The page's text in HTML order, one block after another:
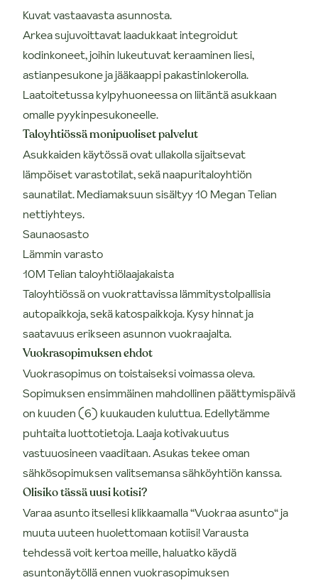
Kuvat vastaavasta asunnosta.
Arkea sujuvoittavat laadukkaat integroidut
kodinkoneet, joihin lukeutuvat keraaminen liesi,
astianpesukone ja jääkaappi pakastinlokerolla.
Laatoitetussa kylpyhuoneessa on liitäntä asukkaan
omalle pyykinpesukoneelle.
Taloyhtiössä monipuoliset palvelut
Asukkaiden käytössä ovat ullakolla sijaitsevat
lämpöiset varastotilat, sekä naapuritaloyhtiön
saunatilat. Mediamaksuun sisältyy 10 Megan Telian
nettiyhteys.
Saunaosasto
Lämmin varasto
10M Telian taloyhtiölaajakaista
Taloyhtiössä on vuokrattavissa lämmitystolpallisia
autopaikkoja, sekä katospaikkoja. Kysy hinnat ja
saatavuus erikseen asunnon vuokraajalta.
Vuokrasopimuksen ehdot
Vuokrasopimus on toistaiseksi voimassa oleva.
Sopimuksen ensimmäinen mahdollinen päättymispäivä
on kuuden (6) kuukauden kuluttua. Edellytämme
puhtaita luottotietoja. Laaja kotivakuutus
vastuuosineen vaaditaan. Asukas tekee oman
sähkösopimuksen valitsemansa sähköyhtiön kanssa.
Olisiko tässä uusi kotisi?
Varaa asunto itsellesi klikkaamalla “Vuokraa asunto“ ja
muuta uuteen huolettomaan kotiisi! Varausta
tehdessä voit kertoa meille, haluatko käydä
asuntonäytöllä ennen vuokrasopimuksen